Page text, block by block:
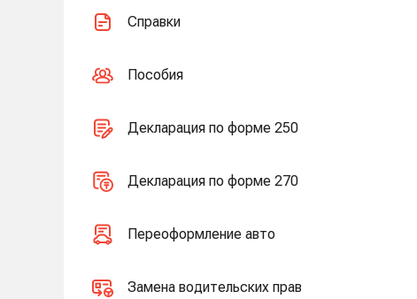
Справки
Пособия
Декларация по форме 250
Декларация по форме 270
Переоформление авто
Замена водительских прав